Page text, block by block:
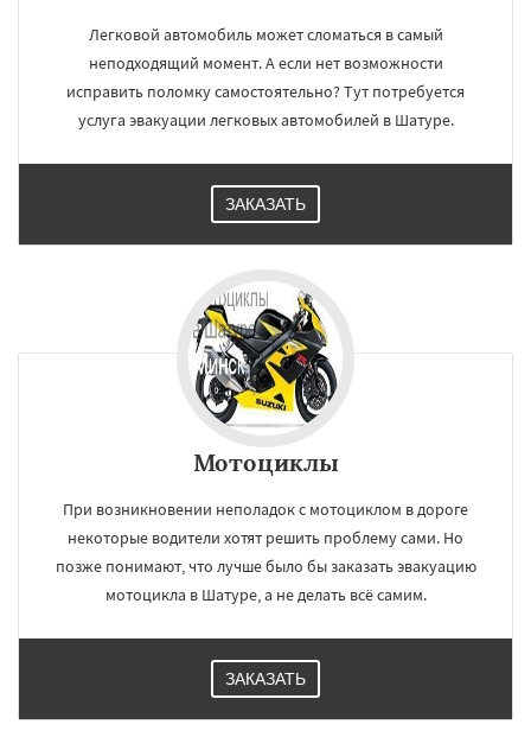
регионам
Легковой автомобиль может сломаться в самый
неподходящий момент. А если нет возможности
исправить поломку самостоятельно? Тут потребуется
услуга эвакуации легковых автомобилей в Шатуре.
ЗАКАЗАТЬ
Мотоциклы
При возникновении неполадок с мотоциклом в дороге
некоторые водители хотят решить проблему сами. Но
позже понимают, что лучше было бы заказать эвакуацию
мотоцикла в Шатуре, а не делать всё самим.
ЗАКАЗАТЬ
УЗНАТЬ ПОДРОБНЕЕ